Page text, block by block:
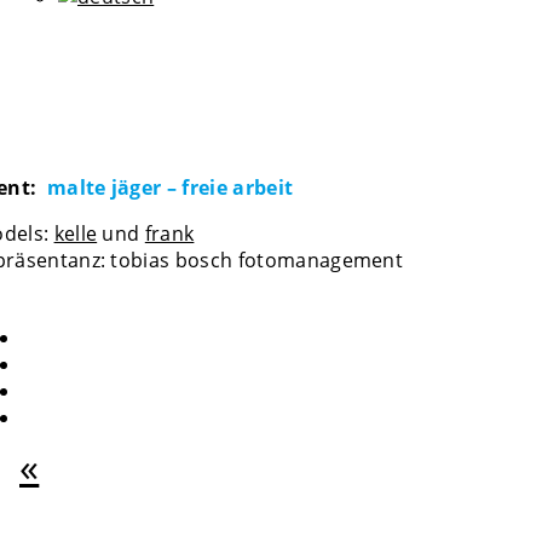
malte jäger – freie arbeit
kelle und frank
tobias bosch fotomanagement
«